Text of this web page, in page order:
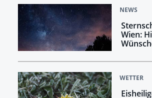
NEWS
Wien:
WETTER